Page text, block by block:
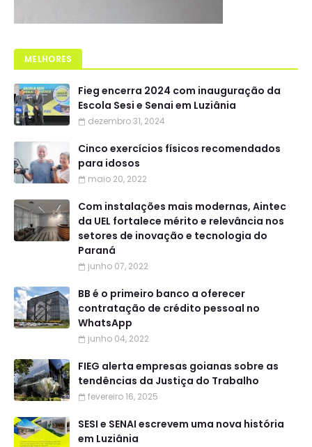
MELHORES
Fieg encerra 2024 com inauguração da
Escola Sesi e Senai em Luziânia
dezembro 31, 2024
Cinco exercícios físicos recomendados
para idosos
maio 20, 2022
Com instalações mais modernas, Aintec
da UEL fortalece mérito e relevância nos
setores de inovação e tecnologia do
Paraná
junho 07, 2022
BB é o primeiro banco a oferecer
contratação de crédito pessoal no
WhatsApp
junho 04, 2022
FIEG alerta empresas goianas sobre as
tendências da Justiça do Trabalho
fevereiro 16, 2025
SESI e SENAI escrevem uma nova história
em Luziânia